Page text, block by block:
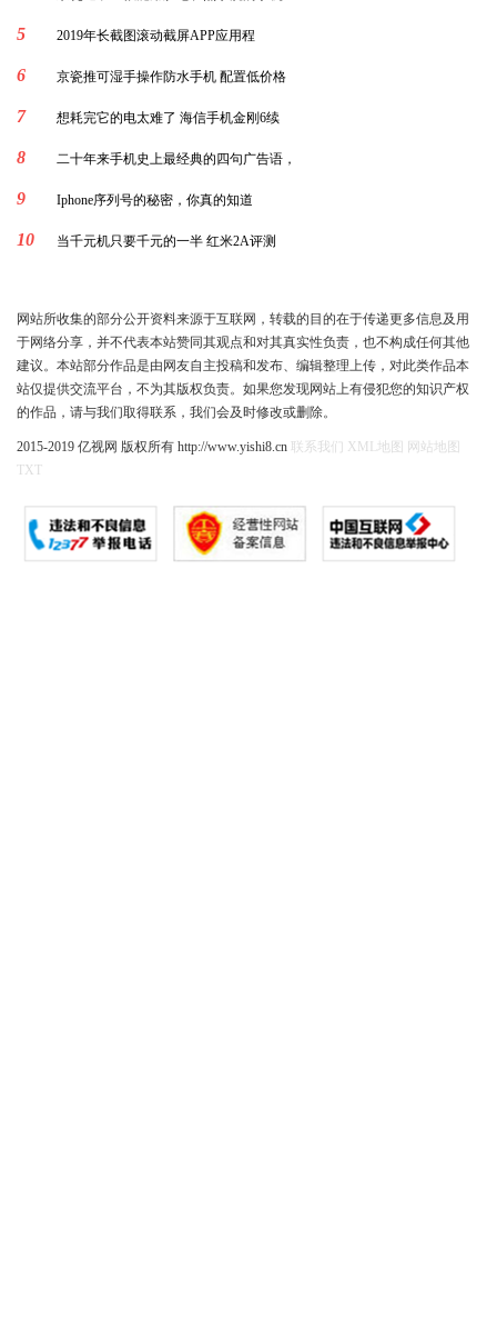
5 2019年长截图滚动截屏APP应用程
6 京瓷推可湿手操作防水手机 配置低价格
7 想耗完它的电太难了 海信手机金刚6续
8 二十年来手机史上最经典的四句广告语，
9 Iphone序列号的秘密，你真的知道
10 当千元机只要千元的一半 红米2A评测
网站所收集的部分公开资料来源于互联网，转载的目的在于传递更多信息及用
于网络分享，并不代表本站赞同其观点和对其真实性负责，也不构成任何其他
建议。本站部分作品是由网友自主投稿和发布、编辑整理上传，对此类作品本
站仅提供交流平台，不为其版权负责。如果您发现网站上有侵犯您的知识产权
的作品，请与我们取得联系，我们会及时修改或删除。
2015-2019 亿视网 版权所有 http://www.yishi8.cn 联系我们 XML地图
网站地图
TXT